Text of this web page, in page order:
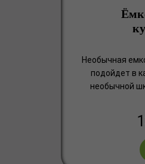
Необычная
подойдет в
необычной